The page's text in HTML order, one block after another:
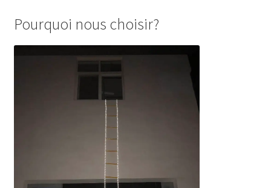
Pourquoi nous choisir?